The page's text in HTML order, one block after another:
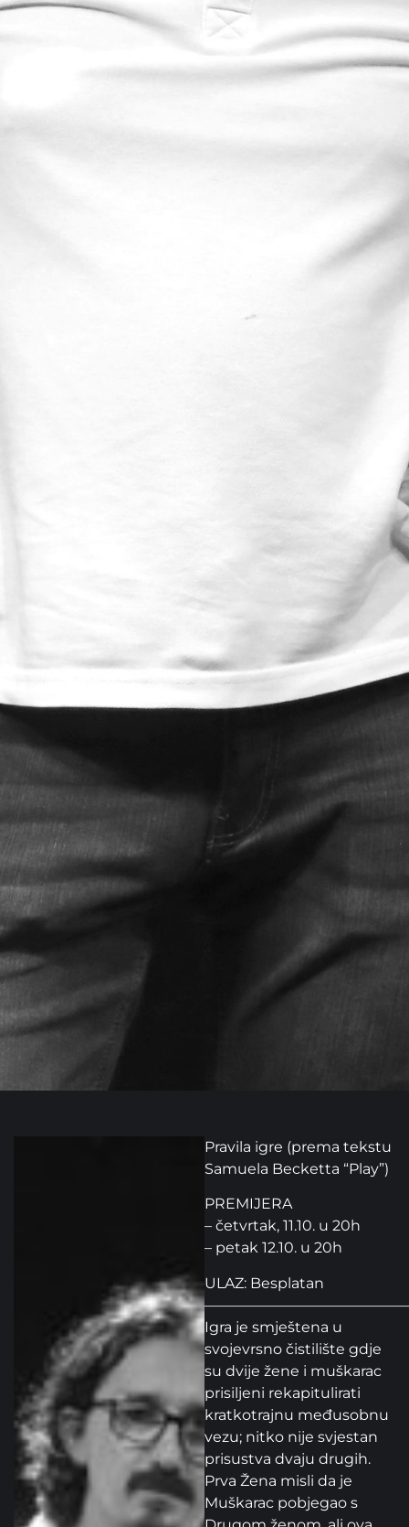
Pravila igre (prema tekstu
Samuela Becketta “Play”)
PREMIJERA
– četvrtak, 11.10. u 20h
– petak 12.10. u 20h
ULAZ: Besplatan
Igra je smještena u
svojevrsno čistilište gdje
su dvije žene i muškarac
prisiljeni rekapitulirati
kratkotrajnu međusobnu
vezu; nitko nije svjestan
prisustva dvaju drugih.
Prva Žena misli da je
Muškarac pobjegao s